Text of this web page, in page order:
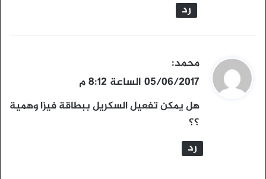
رد
ي
ق
و
ل
محمد:
05/06/2017 الساعة 8:12 م
هل يمكن تفعيل السكريل ببطاقة فيزا وهمية
؟؟
رد